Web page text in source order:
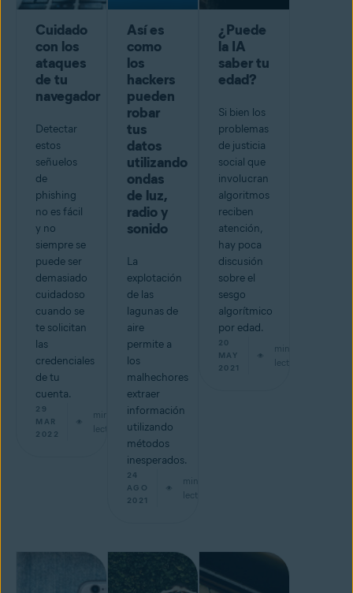
Cuidado
con los
ataques
de tu
navegador
Detectar
estos
señuelos
de
phishing
no es fácil
y no
siempre se
puede ser
demasiado
cuidadoso
cuando se
te solicitan
las
credenciales
de tu
cuenta.
29
MAR
2022
min de
lectura
Así es
como
los
hackers
pueden
robar
tus
datos
utilizando
ondas
de luz,
radio y
sonido
La
explotación
de las
lagunas de
aire
permite a
los
malhechores
extraer
información
utilizando
métodos
inesperados.
24
AGO
2021
min de
lectura
¿Puede
la IA
saber tu
edad?
Si bien los
problemas
de justicia
social que
involucran
algoritmos
reciben
atención,
hay poca
discusión
sobre el
sesgo
algorítmico
por edad.
20
MAY
2021
min de
lectura